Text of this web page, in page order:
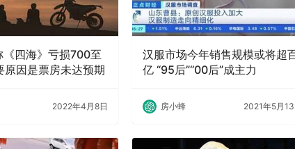
《四海》亏损700至
原因是票房未达预期
2022年4月8日
汉服市场今年销售规模或将超
亿 “95后”“00后”成主力
房小蜂 2021年5月